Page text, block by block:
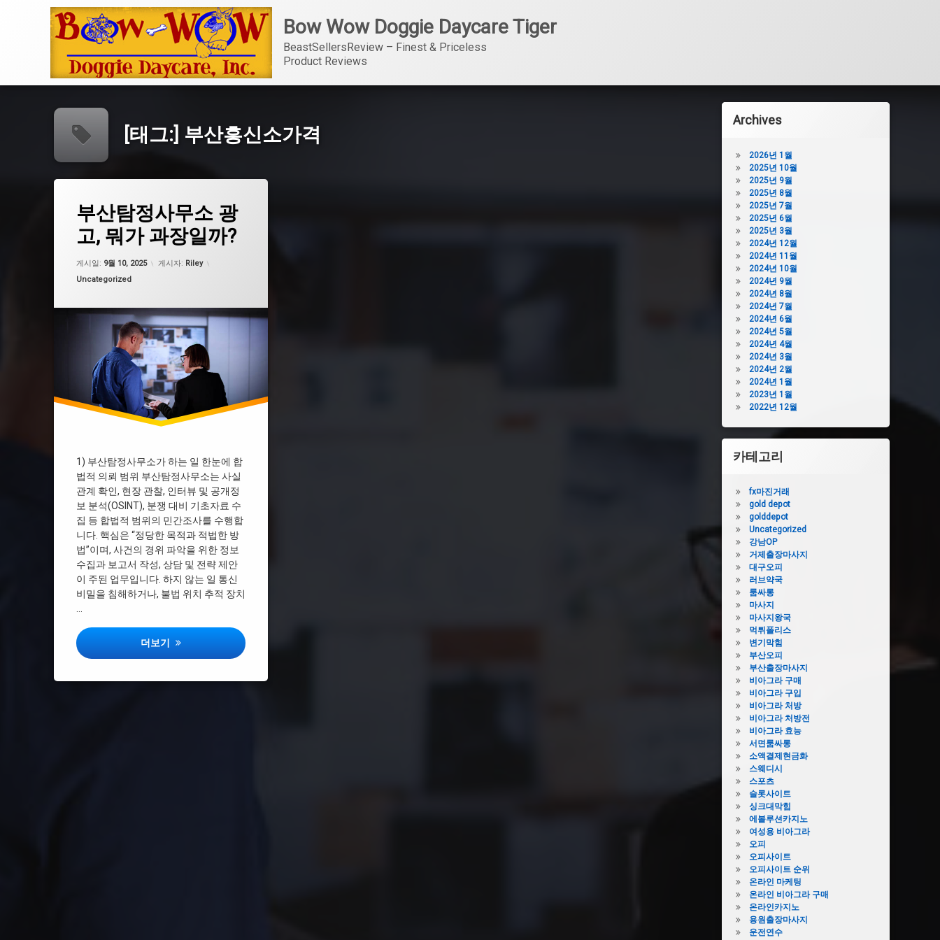
Bow Wow Doggie Daycare Tiger
BeastSellersReview – Finest & Priceless
Product Reviews
[태그:] 부산흥신소가격
부산탐정사무소 광
고, 뭐가 과장일까?
게시일: 9월 10, 2025
업데이트 날짜:
게시자: Riley
카테고리:
Uncategorized
1) 부산탐정사무소가 하는 일 한눈에 합
법적 의뢰 범위 부산탐정사무소는 사실
관계 확인, 현장 관찰, 인터뷰 및 공개정
보 분석(OSINT), 분쟁 대비 기초자료 수
집 등 합법적 범위의 민간조사를 수행합
니다. 핵심은 “정당한 목적과 적법한 방
법”이며, 사건의 경위 파악을 위한 정보
수집과 보고서 작성, 상담 및 전략 제안
이 주된 업무입니다. 하지 않는 일 통신
비밀을 침해하거나, 불법 위치 추적 장치
부산탐정사무소 광고, 뭐가 과장일까?
더보기
대구탐정사무소
부산 탐정 비용
부산탐정
부산흥신소가격
울산 탐정사무소
탐정사무소
Archives
2026년 1월
2025년 10월
2025년 9월
2025년 8월
2025년 7월
2025년 6월
2025년 3월
2024년 12월
2024년 11월
2024년 10월
2024년 9월
2024년 8월
2024년 7월
2024년 6월
2024년 5월
2024년 4월
2024년 3월
2024년 2월
2024년 1월
2023년 1월
2022년 12월
카테고리
fx마진거래
gold depot
golddepot
Uncategorized
강남OP
거제출장마사지
대구오피
러브약국
룸싸롱
마사지
마사지왕국
먹튀폴리스
변기막힘
부산오피
부산출장마사지
비아그라 구매
비아그라 구입
비아그라 처방
비아그라 처방전
비아그라 효능
서면룸싸롱
소액결제현금화
스웨디시
스포츠
슬롯사이트
싱크대막힘
에볼루션카지노
여성용 비아그라
오피
오피사이트
오피사이트 순위
온라인 마케팅
온라인 비아그라 구매
온라인카지노
용원출장마사지
운전연수